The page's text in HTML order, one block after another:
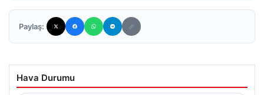
Paylaş:
Hava Durumu